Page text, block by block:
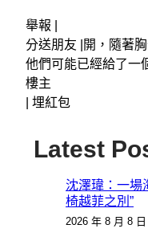
舉報 |
分送朋友 |開，隨著
他們可能已經給了一
樓主
埋紅包
Latest
沈澤瑋：一場
椅越菲之別”
2026 年 8 月 8 日